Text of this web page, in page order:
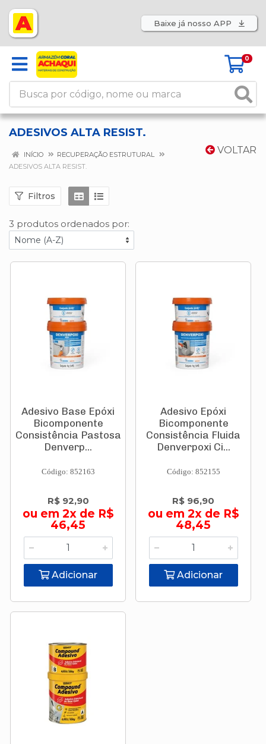
Baixe já nosso APP
0
ADESIVOS ALTA RESIST.
VOLTAR
INÍCIO
RECUPERAÇÃO ESTRUTURAL
ADESIVOS ALTA RESIST.
Filtros
3 produtos ordenados por:
Adesivo Base Epóxi
Bicomponente
Consistência Pastosa
Denverp...
Código: 852163
R$ 92,90
ou em 2x de R$
46,45
Adicionar
Adesivo Epóxi
Bicomponente
Consistência Fluida
Denverpoxi Ci...
Código: 852155
R$ 96,90
ou em 2x de R$
48,45
Adicionar